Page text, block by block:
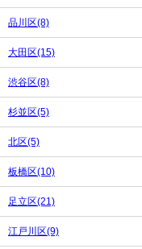
品川区(8)
大田区(15)
渋谷区(8)
杉並区(5)
北区(5)
板橋区(10)
足立区(21)
江戸川区(9)